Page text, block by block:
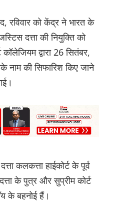
रविवार को केंद्र ने भारत के
दत्ता की नियुक्ति को
द्वारा 26 सितंबर,
नाम की सिफारिश किए जाने
कलकत्ता हाईकोर्ट के पूर्व
के पुत्र और सुप्रीम कोर्ट
के बहनोई हैं।